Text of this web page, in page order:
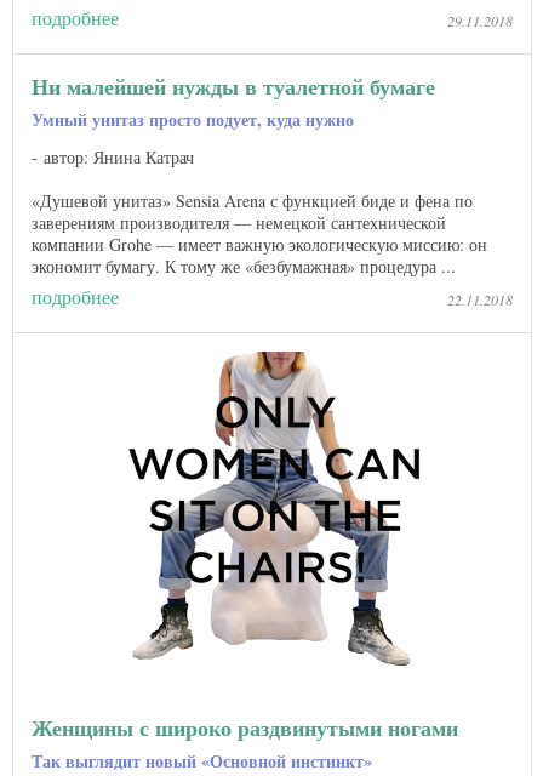
подробнее 29.11.2018
Ни малейшей нужды в туалетной бумаге
Умный унитаз просто подует, куда нужно
автор: Янина Катрач
«Душевой унитаз» Sensia Arena с функцией биде и фена по
заверениям производителя — немецкой сантехнической
компании Grohe — имеет важную экологическую миссию: он
экономит бумагу. К тому же «безбумажная» процедура ...
подробнее 22.11.2018
Женщины с широко раздвинутыми ногами
Так выглядит новый «Основной инстинкт»